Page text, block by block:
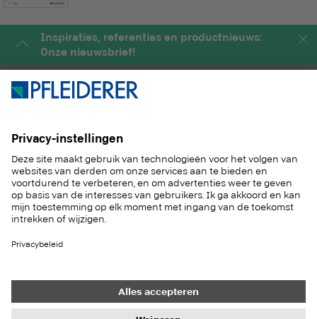
Inspiraties, referenties en productnieuws:
Onze nieuwsbrief!
PRODUCTEN
OPLOSSINGEN
DUURZAAM
SERVICE
CONTACT
Contact Inkoop
Impressum
Instellingen gegevensbeveiliging